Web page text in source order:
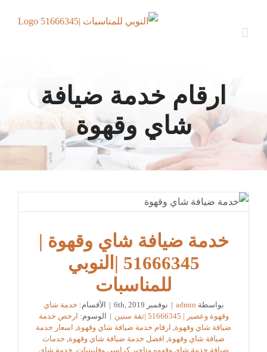
ارقام خدمة ضيافة
شاي وقهوة
خدمة ضيافة شاي وقهوة |
51666345 |النوبي
للمناسبات
بواسطة admin
| نوفمبر 6th, 2019 | الأقسام: خدمة شاي
وقهوة وعصير | 51666345 |ثقة سنين
| الوسوم: ارخص خدمة
ضيافة شاي وقهوة
ارقام خدمة ضيافة شاي وقهوة
اسعار خدمة
ضيافة شاي وقهوة
افضل خدمة ضيافة شاي وقهوة خدمات
ضيافة خدمة شاي وقهوه وتاجير كراسي وفلبينيات خدمة شاي